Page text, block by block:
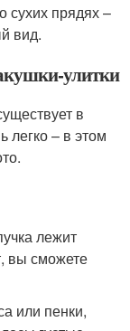
сухих прядях –
вид.
улитки
в
легко – в этом
лежит
вы сможете
или пенки,